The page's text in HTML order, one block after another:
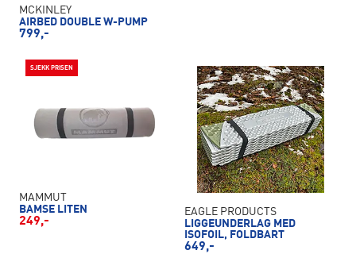
MCKINLEY
AIRBED DOUBLE W-PUMP
799,-
SJEKK PRISEN
MAMMUT
BAMSE LITEN
249,-
EAGLE PRODUCTS
LIGGEUNDERLAG MED
ISOFOIL, FOLDBART
649,-